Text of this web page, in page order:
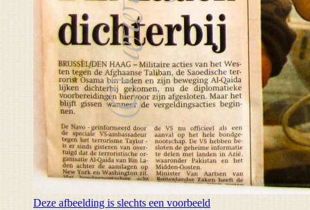
Deze afbeelding is slechts een voorbeeld